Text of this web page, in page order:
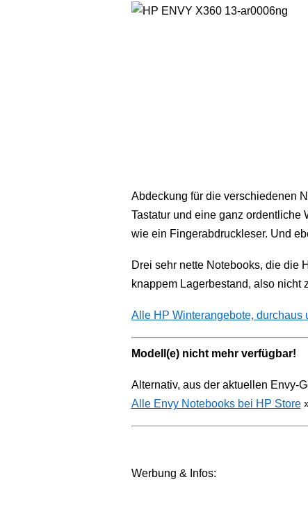
Abdeckung für die verschiedenen
Tastatur und eine ganz ordentliche
wie ein Fingerabdruckleser. Und
Drei sehr nette Notebooks, die die
knappem Lagerbestand, also nicht
Alle HP Winterangebote, durchaus
Modell(e) nicht mehr verfügbar!
Alternativ, aus der aktuellen Envy-
Alle Envy Notebooks bei HP Store
Werbung & Infos: